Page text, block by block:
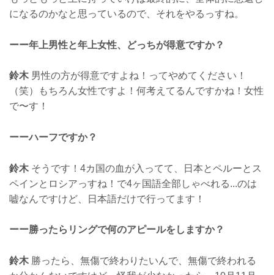
になるのかなと思っているので、それをやるっすね。
ーー年上男性と年上女性、どっちが得意ですか？
鈴木 男性の方が得意ですよね！ってやめてください！
（笑）もちろん女性ですよ！何考えてるんですかね！女性
で〜す！
ーーハーフですか？
鈴木 そうです！4カ国の血が入ってて、日本とペルーとス
ペインとロシアっすね！で4ヶ国語全部しゃべれる...のは
嘘なんですけど、日本語だけで行ってます！
ーー勝ったらリングで何のアピールをしますか？
鈴木 勝ったら、無傷で終わりたいんで、無傷で終われる